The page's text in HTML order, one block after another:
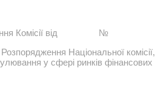
Комісії від №
Національної комісії,
у сфері ринків фінансових